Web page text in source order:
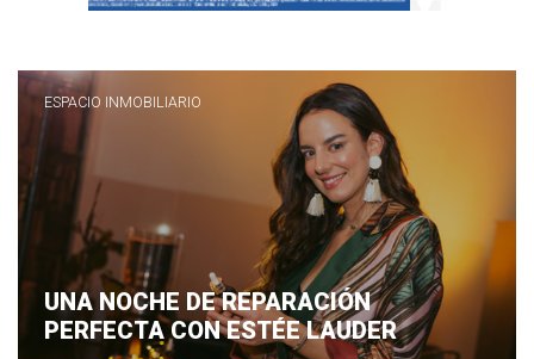
ESPACIO INMOBILIARIO
UNA NOCHE DE REPARACIÓN
PERFECTA CON ESTÉE LAUDER